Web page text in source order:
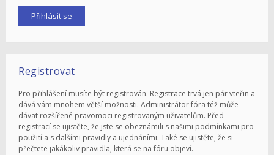
Registrovat
Pro přihlášení musíte být registrován. Registrace trvá jen pár vteřin a
dává vám mnohem větší možnosti. Administrátor fóra též může
dávat rozšířené pravomoci registrovaným uživatelům. Před
registrací se ujistěte, že jste se obeznámili s našimi podmínkami pro
použití a s dalšími pravidly a ujednáními. Také se ujistěte, že si
přečtete jakákoliv pravidla, která se na fóru objeví.